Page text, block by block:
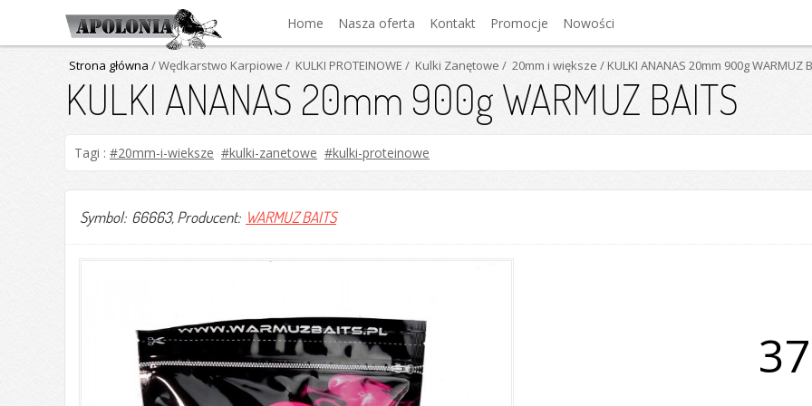
Home Nasza oferta Kontakt Promocje Nowości
Strona główna / Wędkarstwo Karpiowe / KULKI PROTEINOWE / Kulki Zanętowe / 20mm i większe / KULKI ANANAS 20mm 900g WARMUZ
KULKI ANANAS 20mm 900g WARMUZ BAITS
Tagi : #20mm-i-wieksze #kulki-zanetowe #kulki-proteinowe
Symbol: 66663, Producent: WARMUZ BAITS